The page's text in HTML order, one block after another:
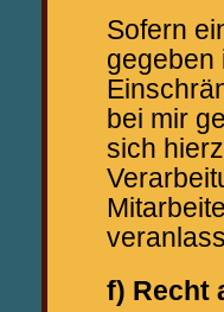
Sofern
gegeben
bei mir
sich
f) Recht